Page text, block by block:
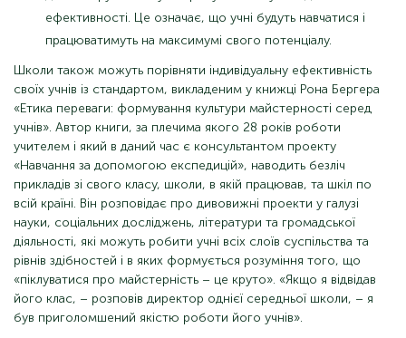
ефективності. Це означає, що учні будуть навчатися і
працюватимуть на максимумі свого потенціалу.
Школи також можуть порівняти індивідуальну ефективність
своїх учнів із стандартом, викладеним у книжці Рона Бергера
«Етика переваги: ​​формування культури майстерності серед
учнів». Автор книги, за плечима якого 28 років роботи
учителем і який в даний час є консультантом проекту
«Навчання за допомогою експедицій», наводить безліч
прикладів зі свого класу, школи, в якій працював, та шкіл по
всій країні. Він розповідає про дивовижні проекти у галузі
науки, соціальних досліджень, літератури та громадської
діяльності, які можуть робити учні всіх слоїв суспільства та
рівнів здібностей і в яких формується розуміння того, що
«піклуватися про майстерність – це круто». «Якщо я відвідав
його клас, – розповів директор однієї середньої школи, – я
був приголомшений якістю роботи його учнів».